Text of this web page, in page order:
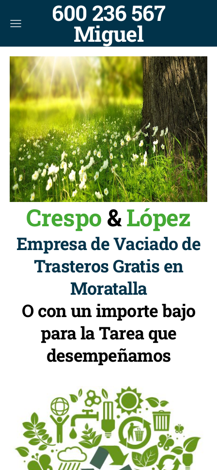
600 236 567
Miguel
Crespo &López
Empresa de Vaciado de
Trasteros Gratis en
Moratalla
O con un importe bajo
para la Tarea que
desempeñamos